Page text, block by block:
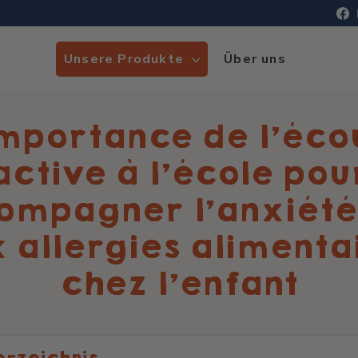
Unsere Produkte Über uns
de
à l'école
allergies
chez l'enfant